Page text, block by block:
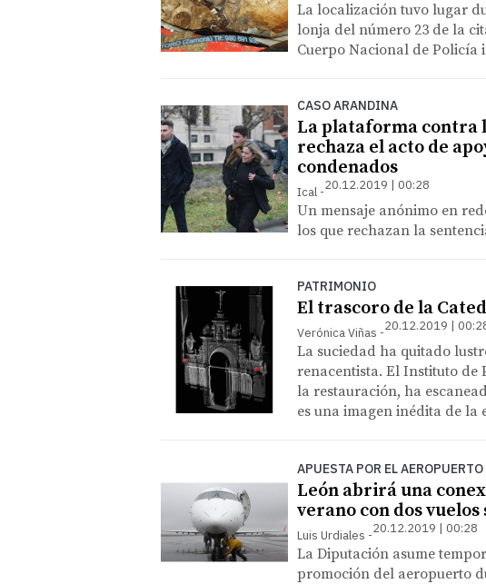
La localización tuvo lugar
lonja del número 23 de la
Cuerpo Nacional de Policía
CASO ARANDINA
La plataforma contra
rechaza el acto de
condenados
Ical 20.12.2019 | 00:28
Un mensaje anónimo en
los que rechazan la
PATRIMONIO
El trascoro de la
Verónica Viñas 20.12.2019 |
La suciedad ha quitado
renacentista. El Instituto de
la restauración, ha
es una imagen inédita de la
APUESTA POR EL AEROPUERTO
León abrirá una
verano con dos vuelos
Luis Urdiales 20.12.2019 | 00:28
La Diputación asume
promoción del aeropuerto